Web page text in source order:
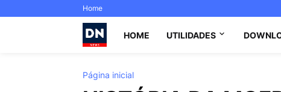
Home
HOME UTILIDADES
Página inicial